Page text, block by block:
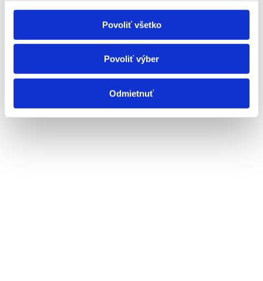
Povoliť všetko
Povoliť výber
Odmietnuť
Interiér